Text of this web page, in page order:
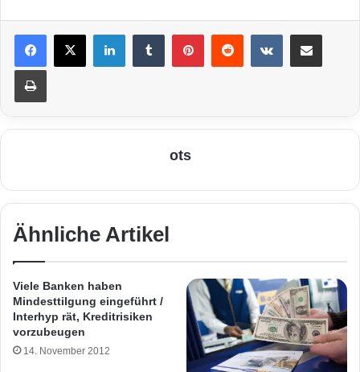
LinkedIn VKontakte
Drucken
ots
Ähnliche Artikel
Viele Banken haben
Mindesttilgung eingeführt /
Interhyp rät, Kreditrisiken
vorzubeugen
14. November 2012